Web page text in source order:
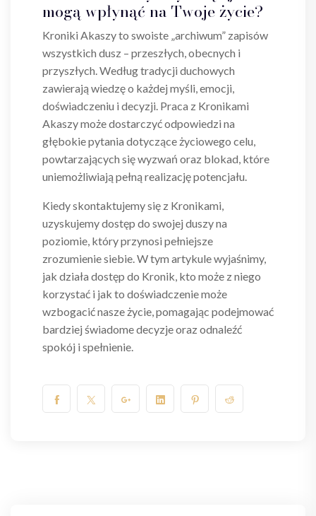
mogą wpłynąć na Twoje życie?
Kroniki Akaszy to swoiste „archiwum” zapisów
wszystkich dusz – przeszłych, obecnych i
przyszłych. Według tradycji duchowych
zawierają wiedzę o każdej myśli, emocji,
doświadczeniu i decyzji. Praca z Kronikami
Akaszy może dostarczyć odpowiedzi na
głębokie pytania dotyczące życiowego celu,
powtarzających się wyzwań oraz blokad, które
uniemożliwiają pełną realizację potencjału.
Kiedy skontaktujemy się z Kronikami,
uzyskujemy dostęp do swojej duszy na
poziomie, który przynosi pełniejsze
zrozumienie siebie. W tym artykule wyjaśnimy,
jak działa dostęp do Kronik, kto może z niego
korzystać i jak to doświadczenie może
wzbogacić nasze życie, pomagając podejmować
bardziej świadome decyzje oraz odnaleźć
spokój i spełnienie.